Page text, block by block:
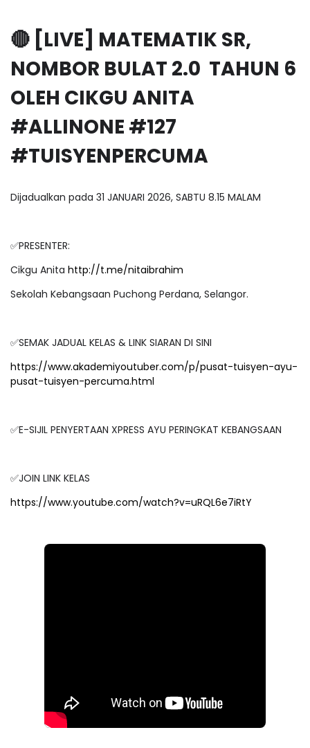
🔴 [LIVE] MATEMATIK SR,
NOMBOR BULAT 2.0 TAHUN 6
OLEH CIKGU ANITA
#ALLINONE #127
#TUISYENPERCUMA
Dijadualkan pada 31 JANUARI 2026, SABTU 8.15 MALAM
✅PRESENTER:
Cikgu Anita http://t.me/nitaibrahim
Sekolah Kebangsaan Puchong Perdana, Selangor.
✅SEMAK JADUAL KELAS & LINK SIARAN DI SINI
https://www.akademiyoutuber.com/p/pusat-tuisyen-ayu-
pusat-tuisyen-percuma.html
✅E-SIJIL PENYERTAAN XPRESS AYU PERINGKAT KEBANGSAAN
✅JOIN LINK KELAS
https://www.youtube.com/watch?v=uRQL6e7iRtY